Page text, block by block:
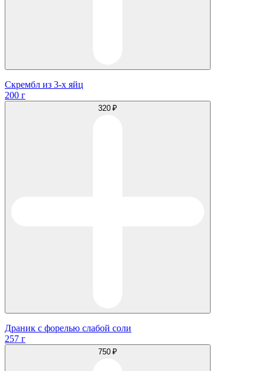
Скрембл из 3-х яйц
200 г
320 ₽
Драник с форелью слабой соли
257 г
750 ₽